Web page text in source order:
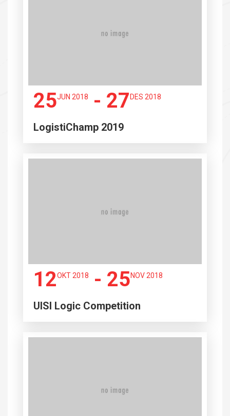
25JUN 2018 - 27 DES 2018
LogistiChamp 2019
12OKT 2018 - 25NOV 2018
UISI Logic Competition